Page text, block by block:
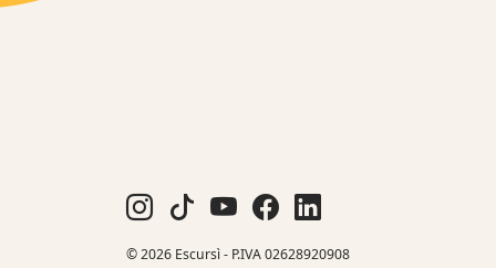
© 2026 Escursì - P.IVA 02628920908